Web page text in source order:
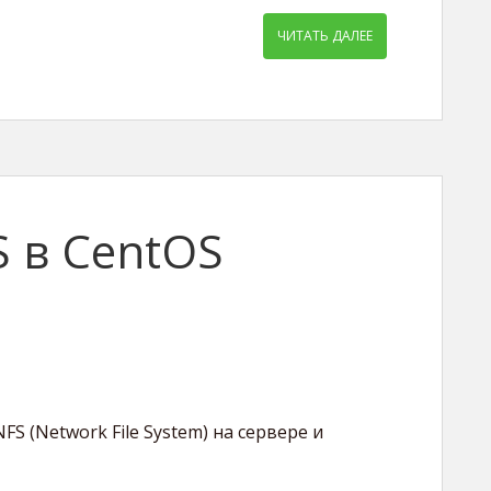
ЧИТАТЬ ДАЛЕЕ
в CentOS
(Network File System) на сервере и